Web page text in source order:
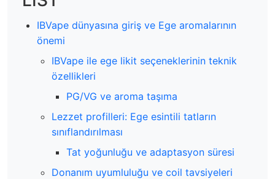
IBVape dünyasına giriş ve Ege aromalarının
önemi
IBVape ile ege likit seçeneklerinin teknik
özellikleri
PG/VG ve aroma taşıma
Lezzet profilleri: Ege esintili tatların
sınıflandırılması
Tat yoğunluğu ve adaptasyon süresi
Donanım uyumluluğu ve coil tavsiyeleri